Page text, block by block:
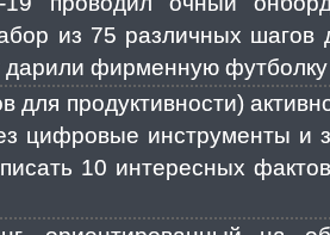
из 75 различных шагов
фирменную футболку
для продуктивности)
цифровые инструменты и
10 интересных